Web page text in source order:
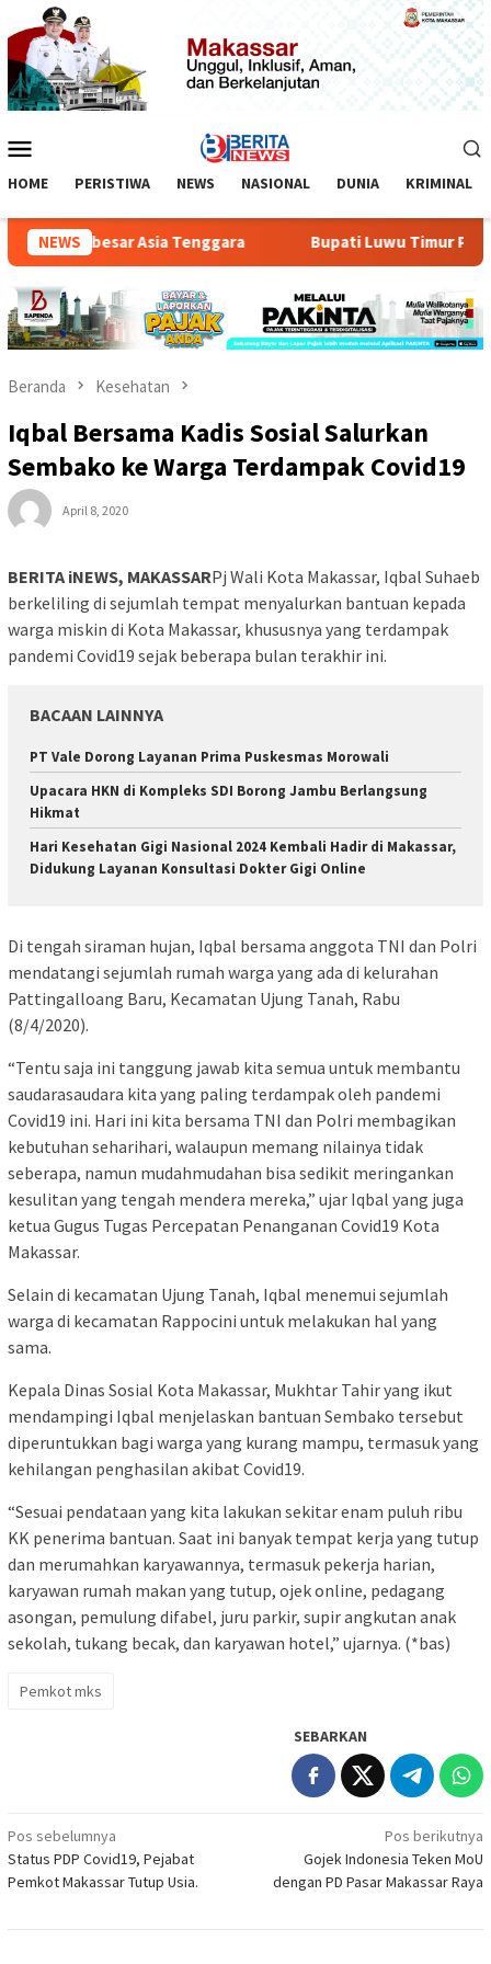
Loncat
ke
konten
Mobile
HOME PERISTIWA NEWS NASIONAL DUNIA KRIMINAL
NEWS
Terbesar Asia Tenggara Bupati Luwu Timur Pastikan
Beranda Kesehatan
Iqbal Bersama Kadis Sosial Salurkan
Sembako ke Warga Terdampak Covid19
April 8, 2020
BERITA iNEWS, MAKASSARPj Wali Kota Makassar, Iqbal Suhaeb
berkeliling di sejumlah tempat menyalurkan bantuan kepada
warga miskin di Kota Makassar, khususnya yang terdampak
pandemi Covid19 sejak beberapa bulan terakhir ini.
BACAAN LAINNYA
PT Vale Dorong Layanan Prima Puskesmas Morowali
Upacara HKN di Kompleks SDI Borong Jambu Berlangsung
Hikmat
Hari Kesehatan Gigi Nasional 2024 Kembali Hadir di Makassar,
Didukung Layanan Konsultasi Dokter Gigi Online
Di tengah siraman hujan, Iqbal bersama anggota TNI dan Polri
mendatangi sejumlah rumah warga yang ada di kelurahan
Pattingalloang Baru, Kecamatan Ujung Tanah, Rabu
(8/4/2020).
“Tentu saja ini tanggung jawab kita semua untuk membantu
saudarasaudara kita yang paling terdampak oleh pandemi
Covid19 ini. Hari ini kita bersama TNI dan Polri membagikan
kebutuhan seharihari, walaupun memang nilainya tidak
seberapa, namun mudahmudahan bisa sedikit meringankan
kesulitan yang tengah mendera mereka,” ujar Iqbal yang juga
ketua Gugus Tugas Percepatan Penanganan Covid19 Kota
Makassar.
Selain di kecamatan Ujung Tanah, Iqbal menemui sejumlah
warga di kecamatan Rappocini untuk melakukan hal yang
sama.
Kepala Dinas Sosial Kota Makassar, Mukhtar Tahir yang ikut
mendampingi Iqbal menjelaskan bantuan Sembako tersebut
diperuntukkan bagi warga yang kurang mampu, termasuk yang
kehilangan penghasilan akibat Covid19.
“Sesuai pendataan yang kita lakukan sekitar enam puluh ribu
KK penerima bantuan. Saat ini banyak tempat kerja yang tutup
dan merumahkan karyawannya, termasuk pekerja harian,
karyawan rumah makan yang tutup, ojek online, pedagang
asongan, pemulung difabel, juru parkir, supir angkutan anak
sekolah, tukang becak, dan karyawan hotel,” ujarnya. (*bas)
Pemkot mks
SEBARKAN
Navigasi
pos
Pos sebelumnya
Status PDP Covid19, Pejabat
Pemkot Makassar Tutup Usia.
Pos berikutnya
Gojek Indonesia Teken MoU
dengan PD Pasar Makassar Raya